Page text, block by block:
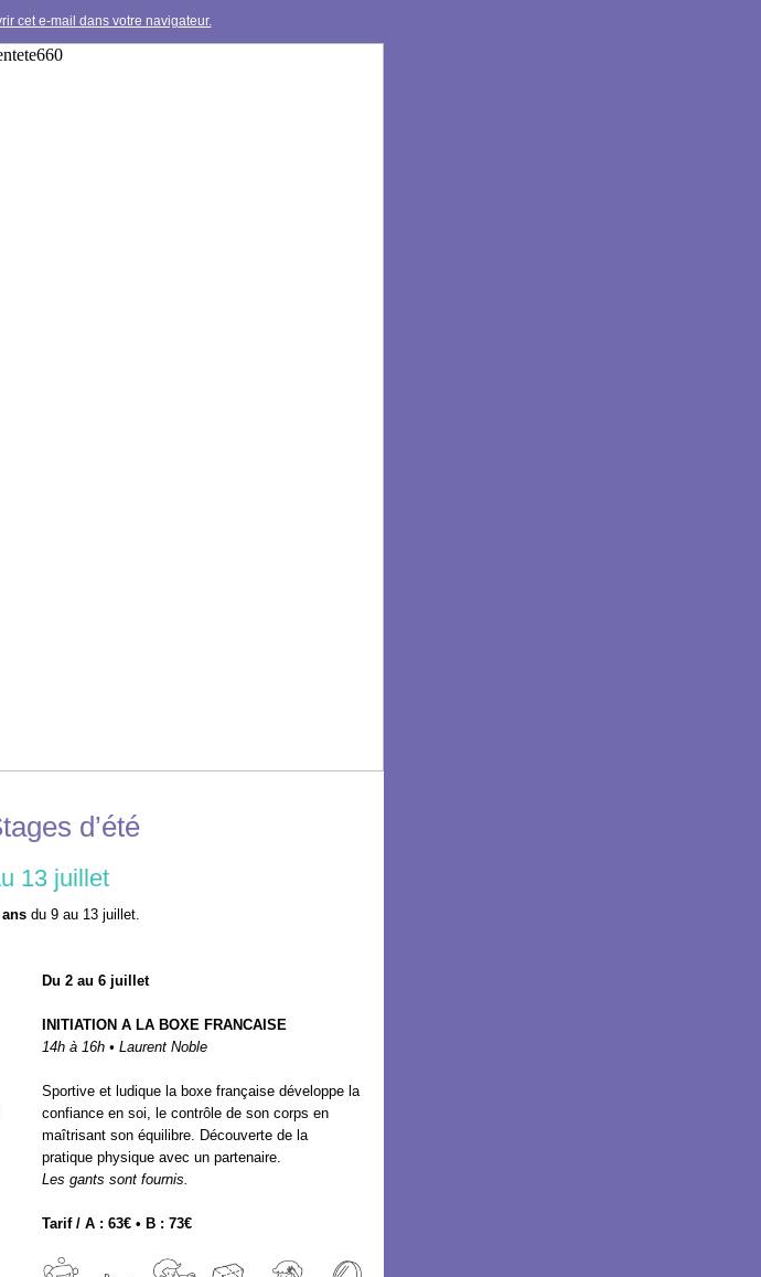
cet e-mail dans votre navigateur.
d’été
13 juillet
du 9 au 13 juillet.
Du 2 au 6 juillet
INITIATION A LA BOXE FRANCAISE
14h à 16h • Laurent Noble
Sportive et ludique la boxe française développe la
confiance en soi, le contrôle de son corps en
maîtrisant son équilibre. Découverte de la
pratique physique avec un partenaire.
Les gants sont fournis.
Tarif / A : 63€ • B : 73€